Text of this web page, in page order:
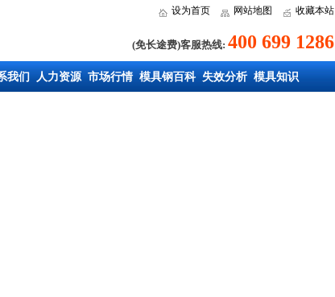
设为首页 网站地图 收藏本站
(免长途费)客服热线: 400 699 1286
我们 人力资源 市场行情 模具钢百科 失效分析 模具知识